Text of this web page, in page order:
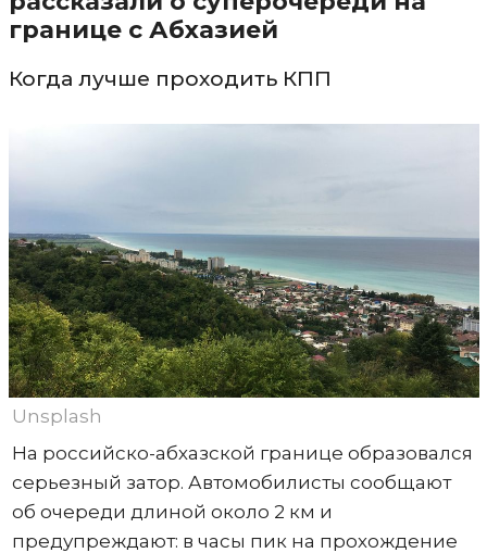
границе с Абхазией
Когда лучше проходить КПП
Unsplash
На российско-абхазской границе образовался
серьезный затор. Автомобилисты сообщают
об очереди длиной около 2 км и
предупреждают: в часы пик на прохождение